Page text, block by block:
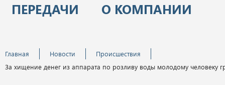
ПЕРЕДАЧИ
О КОМПАНИИ
Главная Новости
Происшествия
За хищение денег из аппарата по розливу воды молодому человеку